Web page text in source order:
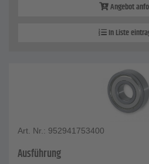
Angebot
In Liste
Art. Nr.: 952941753400
Ausführung